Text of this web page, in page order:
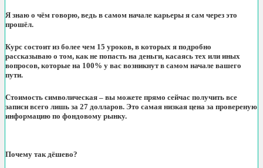
Я знаю о чём говорю, ведь в самом начале карьеры я сам через это
прошёл.
Курс состоит из более чем 15 уроков, в которых я подробно
рассказываю о том, как не попасть на деньги, касаясь тех или иных
вопросов, которые на 100% у вас возникнут в самом начале вашего
пути.
Стоимость символическая – вы можете прямо сейчас получить все
записи всего лишь за 27 долларов. Это самая низкая цена за провереную
информацию по фондовому рынку.
Почему так дёшево?